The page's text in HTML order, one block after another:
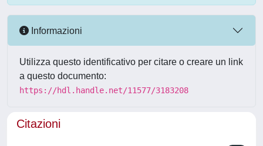
Informazioni
Utilizza questo identificativo per citare o creare un link
a questo documento:
https://hdl.handle.net/11577/3183208
Citazioni